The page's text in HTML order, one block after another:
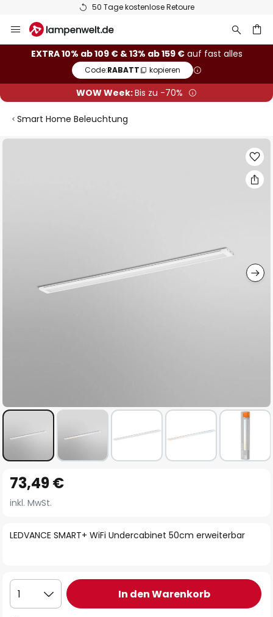
50 Tage kostenlose Retoure
Inhalt
springen
EXTRA 10% ab 109 € & 13% ab 159 €auf fast alles
Code:RABATT kopieren
WOW Week:Bis zu -70%
Smart Home Beleuchtung
Zum
Anfang
der
springen
LEDVANCE SMART+ WiFi Undercabinet 50cm erweiterbar
73,49 €
inkl. MwSt.
1 In den Warenkorb